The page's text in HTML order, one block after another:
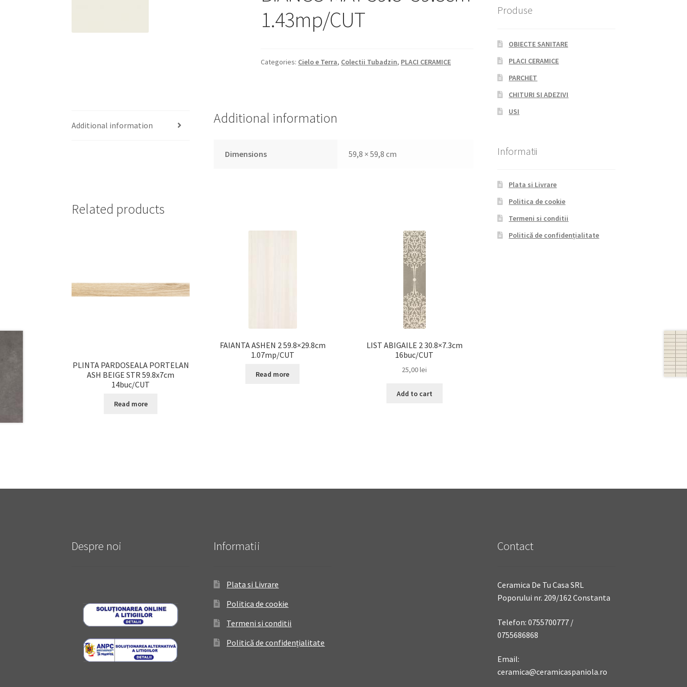
1.43mp/CUT
Categories: Cielo e Terra, Colectii Tubadzin, PLACI CERAMICE
Additional information Additional information
Dimensions 59,8 × 59,8 cm
Related products
PLINTA PARDOSEALA PORTELAN
ASH BEIGE STR 59.8x7cm
14buc/CUT
Read more
FAIANTA ASHEN 2 59.8×29.8cm
1.07mp/CUT
Read more
LIST ABIGAILE 2 30.8×7.3cm
16buc/CUT
25,00lei
Add to cart
Produse
OBIECTE SANITARE
PLACI CERAMICE
PARCHET
CHITURI SI ADEZIVI
USI
Informatii
Plata si Livrare
Politica de cookie
Termeni si conditii
Politică de confidențialitate
Despre noi Informatii
Plata si Livrare
Politica de cookie
Termeni si conditii
Politică de confidențialitate
Contact
Ceramica De Tu Casa SRL
Poporului nr. 209/162 Constanta
Telefon: 0755700777 /
0755686868
Email:
ceramica@ceramicaspaniola.ro